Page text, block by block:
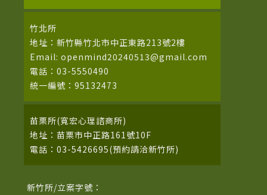
竹北所
地址：新竹縣竹北市中正東路213號2樓
Email: openmind20240513@gmail.com
電話：03-5550490
統一編號：95132473
苗栗所(寬宏心理諮商所)
地址：苗栗市中正路161號10F
電話：03-5426695(預約請洽新竹所)
新竹所/立案字號：